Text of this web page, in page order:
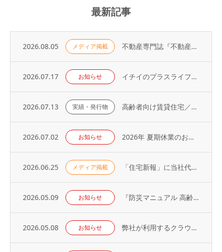
最新記事
2026.08.05 メディア掲載 不動産専門誌『不動産コンサルティングプラス』に弊社代表・荻野の寄稿記事が掲載されました
2026.07.17 お知らせ イチイのプラスライフサービス「 オーナーアプリ」導入のお知らせ
2026.07.13 実績・発行物 高齢者向け賃貸住宅／取り扱い戸数（2026年）
2026.07.02 お知らせ 2026年 夏期休業のお知らせ
2026.06.25 メディア掲載 「住宅新報」に当社代表の取材記事が掲載されました（2026年6月23日号）
2026.05.09 お知らせ 『防災マニュアル 高齢入居者・外国人入居者対応編』当社代表が制作に協力
2026.05.08 お知らせ 弊社が利用するクラウドサービスへの不正アクセス発生に関するお知らせとお詫び